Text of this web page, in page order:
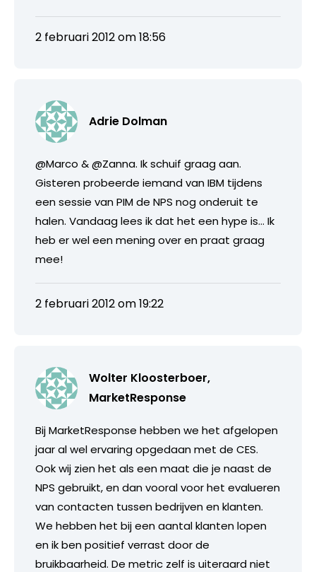
2 februari 2012 om 18:56
Adrie Dolman
@Marco & @Zanna. Ik schuif graag aan.
Gisteren probeerde iemand van IBM tijdens
een sessie van PIM de NPS nog onderuit te
halen. Vandaag lees ik dat het een hype is… Ik
heb er wel een mening over en praat graag
mee!
2 februari 2012 om 19:22
Wolter Kloosterboer,
MarketResponse
Bij MarketResponse hebben we het afgelopen
jaar al wel ervaring opgedaan met de CES.
Ook wij zien het als een maat die je naast de
NPS gebruikt, en dan vooral voor het evalueren
van contacten tussen bedrijven en klanten.
We hebben het bij een aantal klanten lopen
en ik ben positief verrast door de
bruikbaarheid. De metric zelf is uiteraard niet